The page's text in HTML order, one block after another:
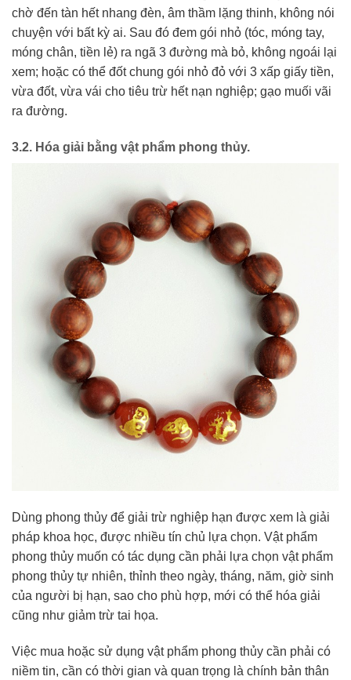
chờ đến tàn hết nhang đèn, âm thầm lặng thinh, không nói
chuyện với bất kỳ ai. Sau đó đem gói nhỏ (tóc, móng tay,
móng chân, tiền lẻ) ra ngã 3 đường mà bỏ, không ngoái lại
xem; hoặc có thể đốt chung gói nhỏ đỏ với 3 xấp giấy tiền,
vừa đốt, vừa vái cho tiêu trừ hết nạn nghiệp; gạo muối vãi
ra đường.
3.2. Hóa giải bằng vật phẩm phong thủy.
Dùng phong thủy để giải trừ nghiệp hạn được xem là giải
pháp khoa học, được nhiều tín chủ lựa chọn. Vật phẩm
phong thủy muốn có tác dụng cần phải lựa chọn vật phẩm
phong thủy tự nhiên, thỉnh theo ngày, tháng, năm, giờ sinh
của người bị hạn, sao cho phù hợp, mới có thể hóa giải
cũng như giảm trừ tai họa.
Việc mua hoặc sử dụng vật phẩm phong thủy cần phải có
niềm tin, cần có thời gian và quan trọng là chính bản thân